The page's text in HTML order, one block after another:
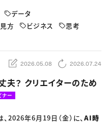
データ
方 ビジネス
思考
2026.05.08 2026.07.24
夫？ クリエイターのため
ナー
2026年6月19日（金）に、AI時